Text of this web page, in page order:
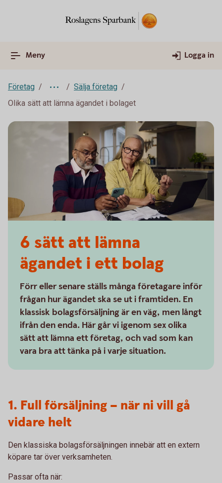
Meny Logga in
Företag
Sälja företag
Olika sätt att lämna ägandet i bolaget
6 sätt att lämna
ägandet i ett bolag
Förr eller senare ställs många företagare inför
frågan hur ägandet ska se ut i framtiden. En
klassisk bolagsförsäljning är en väg, men långt
ifrån den enda. Här går vi igenom sex olika
sätt att lämna ett företag, och vad som kan
vara bra att tänka på i varje situation.
1. Full försäljning – när ni vill gå
vidare helt
Den klassiska bolagsförsäljningen innebär att en extern
köpare tar över verksamheten.
Passar ofta när: